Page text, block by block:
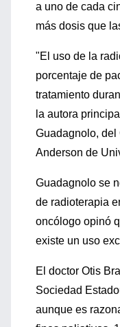
a uno de cada
más dosis que
"El uso de la
porcentaje de
tratamiento
la autora
Guadagnolo, del
Anderson de
Guadagnolo se
de radioterapia
oncólogo opinó
existe un uso
El doctor Otis
Sociedad
aunque es